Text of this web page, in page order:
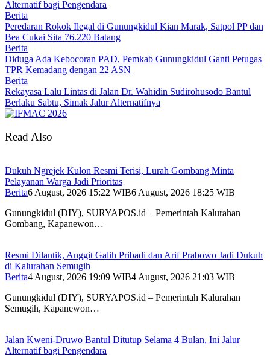
Alternatif bagi Pengendara
Berita
Peredaran Rokok Ilegal di Gunungkidul Kian Marak, Satpol PP dan
Bea Cukai Sita 76.220 Batang
Berita
Diduga Ada Kebocoran PAD, Pemkab Gunungkidul Ganti Petugas
TPR Kemadang dengan 22 ASN
Berita
Rekayasa Lalu Lintas di Jalan Dr. Wahidin Sudirohusodo Bantul
Berlaku Sabtu, Simak Jalur Alternatifnya
Read Also
Dukuh Ngrejek Kulon Resmi Terisi, Lurah Gombang Minta
Pelayanan Warga Jadi Prioritas
Berita6 August, 2026 15:22 WIB6 August, 2026 18:25 WIB
Gunungkidul (DIY), SURYAPOS.id – Pemerintah Kalurahan
Gombang, Kapanewon…
Resmi Dilantik, Anggit Galih Pribadi dan Arif Prabowo Jadi Dukuh
di Kalurahan Semugih
Berita4 August, 2026 19:09 WIB4 August, 2026 21:03 WIB
Gunungkidul (DIY), SURYAPOS.id – Pemerintah Kalurahan
Semugih, Kapanewon…
Jalan Kweni-Druwo Bantul Ditutup Selama 4 Bulan, Ini Jalur
Alternatif bagi Pengendara